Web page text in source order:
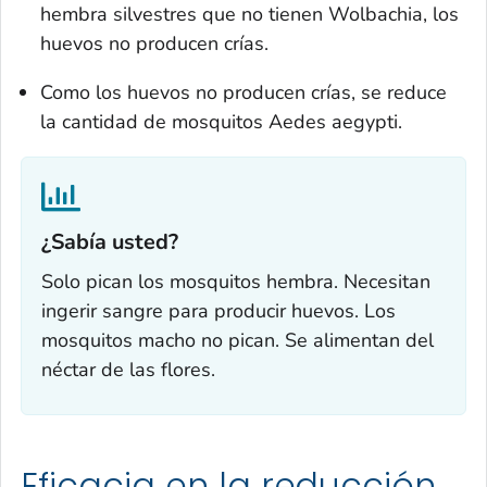
hembra silvestres que no tienen Wolbachia, los
huevos no producen crías.
Como los huevos no producen crías, se reduce
la cantidad de mosquitos Aedes aegypti.
¿Sabía usted?‎
Solo pican los mosquitos hembra. Necesitan
ingerir sangre para producir huevos. Los
mosquitos macho no pican. Se alimentan del
néctar de las flores.